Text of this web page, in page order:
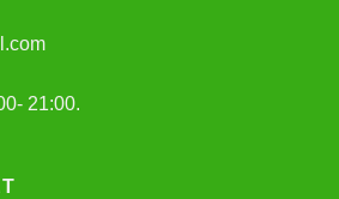
21:00.